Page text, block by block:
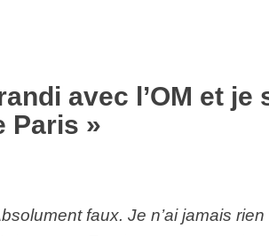
avec l’OM et je
Paris »
faux. Je n’ai jamais